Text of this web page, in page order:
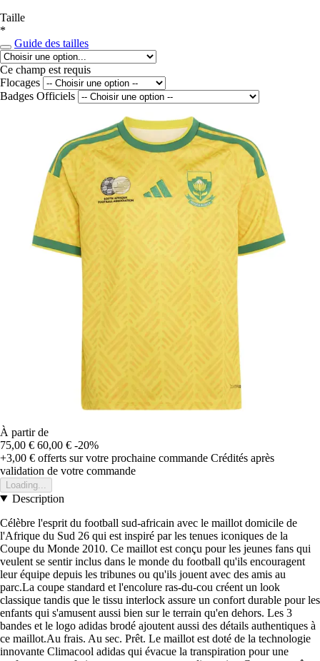
Taille
*
Guide des tailles
Ce champ est requis
Flocages
Badges Officiels
À partir de
75,00 € 60,00 € -20%
+3,00 € offerts sur votre prochaine commande Crédités après
validation de votre commande
Loading...
Description
Célèbre l'esprit du football sud-africain avec le maillot domicile de
l'Afrique du Sud 26 qui est inspiré par les tenues iconiques de la
Coupe du Monde 2010. Ce maillot est conçu pour les jeunes fans qui
veulent se sentir inclus dans le monde du football qu'ils encouragent
leur équipe depuis les tribunes ou qu'ils jouent avec des amis au
parc.La coupe standard et l'encolure ras-du-cou créent un look
classique tandis que le tissu interlock assure un confort durable pour les
enfants qui s'amusent aussi bien sur le terrain qu'en dehors. Les 3
bandes et le logo adidas brodé ajoutent aussi des détails authentiques à
ce maillot.Au frais. Au sec. Prêt. Le maillot est doté de la technologie
innovante Climacool adidas qui évacue la transpiration pour une